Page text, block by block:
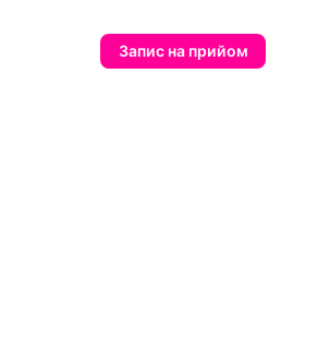
Запис на прийом